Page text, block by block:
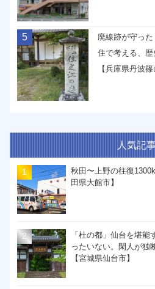
5
廃線跡が守っ
住で考える、
【兵庫県丹波篠
人気記
秋田〜上野の往復
田県大館市】
「杜の都」仙台を堪
ったいない。閑人が独
【宮城県仙台市】